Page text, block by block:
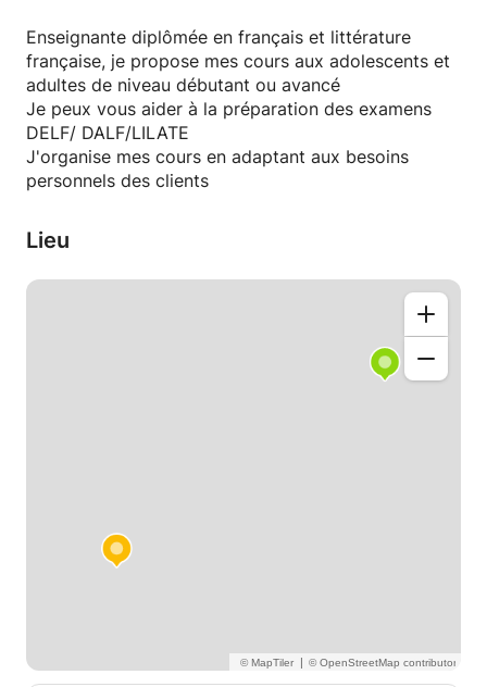
Enseignante diplômée en français et littérature
française, je propose mes cours aux adolescents et
adultes de niveau débutant ou avancé
Je peux vous aider à la préparation des examens
DELF/ DALF/LILATE
J'organise mes cours en adaptant aux besoins
personnels des clients
Lieu
|